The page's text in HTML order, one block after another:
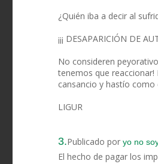
¿Quién iba a decir al
¡¡¡ DESAPARICIÓN DE
No consideren
tenemos que reaccionar!
cansancio y hastío como
LIGUR
3.Publicado por yo no
El hecho de pagar los